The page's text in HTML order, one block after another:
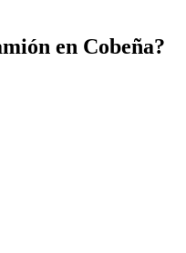
en Cobeña?